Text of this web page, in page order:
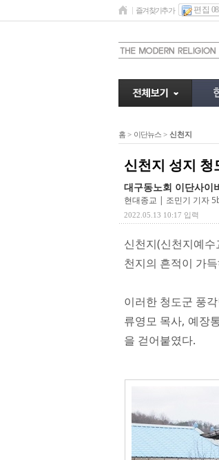
즐겨찾기추가 편집
홈 > 이단뉴스 > 신천지
신천지 성지 청
대구동노회 이단사이
현대종교 | 조민기 기자
2022.05.13 10:17 입력
신천지(신천지예
천지의 흔적이 가
이러한 청도군 풍
류영모 목사, 예장
을 걷어붙였다.